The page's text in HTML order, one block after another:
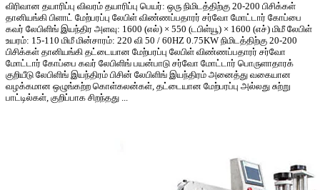
விரிவான தயாரிப்பு விவரம் தயாரிப்பு பெயர்: ஒரு நிமிடத்திற்கு 20-200 பிசிக்கள்
தானியங்கி பிளாட் மேற்பரப்பு லேபிள் விண்ணப்பதாரர் சர்வோ மோட்டார் கோப்பை
கவர் லேபிளிங் இயந்திர அளவு: 1600 (எல்) × 550 (டபிள்யூ) × 1600 (எச்) மிமீ லேபிள்
உயரம்: 15-110 மிமீ மின்சாரம்: 220 வி 50 / 60HZ 0.75KW நிமிடத்திற்கு 20-200
பிசிக்கள் தானியங்கி தட்டையான மேற்பரப்பு லேபிள் விண்ணப்பதாரர் சர்வோ
மோட்டார் கோப்பை கவர் லேபிளிங் பயன்பாடு சர்வோ மோட்டார் பொருளாதாரக்
குறியீடு லேபிளிங் இயந்திரம் பிசின் லேபிளிங் இயந்திரம் அனைத்து வகையான
வழக்கமான ஒழுங்கற்ற கொள்கலன்கள், தட்டையான மேற்பரப்பு அல்லது சுற்று
பாட்டில்கள், குறிப்பாக சிறந்தது ...